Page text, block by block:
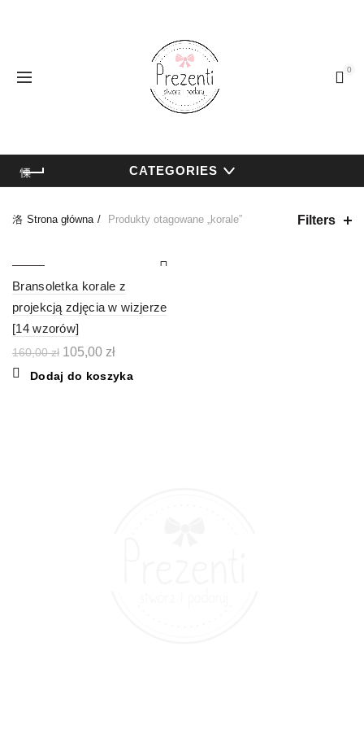
0
CATEGORIES
Strona główna Produkty otagowane „korale” Filters
Bransoletka korale z
projekcją zdjęcia w wizjerze
[14 wzorów]
160,00zł Pierwotna
wynosiła:
105,00 złAktualna
wynosi:
Dodaj do koszyka